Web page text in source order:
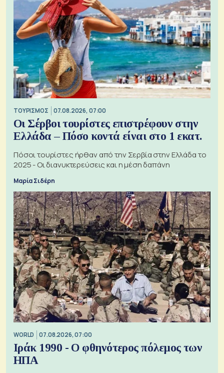
ΤΟΥΡΙΣΜΟΣ 07.08.2026, 07:00
Οι Σέρβοι τουρίστες επιστρέφουν στην
Ελλάδα – Πόσο κοντά είναι στο 1 εκατ.
Πόσοι τουρίστες ήρθαν από την Σερβία στην Ελλάδα το
2025 - Οι διανυκτερεύσεις και η μέση δαπάνη
Μαρία Σιδέρη
WORLD 07.08.2026, 07:00
Ιράκ 1990 - Ο φθηνότερος πόλεμος των
ΗΠΑ